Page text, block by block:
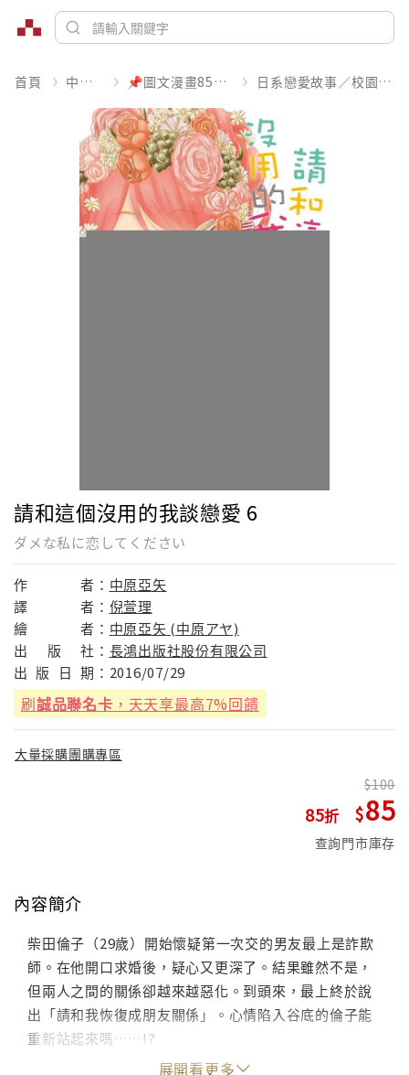
首頁 中文書 📌圖文漫畫85折起 日系戀愛故事／校園青春
請和這個沒用的我談戀愛 6
ダメな私に恋してください
作 者： 中原亞矢
譯
者： 倪萱理
繪
者： 中原亞矢 (中原アヤ)
出
版 社： 長鴻出版社股份有限公司
出 版 日 期： 2016/07/29
刷誠品聯名卡 ，天天享最高7%回饋
大量採購團購專區
85
100
85
查詢門市庫存
內容簡介
柴田倫子（29歲）開始懷疑第一次交的男友最上是詐欺
師。在他開口求婚後，疑心又更深了。結果雖然不是，
但兩人之間的關係卻越來越惡化。到頭來，最上終於說
出「請和我恢復成朋友關係」。心情陷入谷底的倫子能
重新站起來嗎……!?
展開看更多